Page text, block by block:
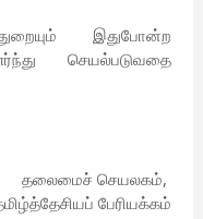
இதுபோன்ற
செயல்படுவதை
தலைமைச் செயலகம்,
பேரியக்கம்